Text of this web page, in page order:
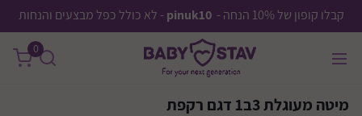
קבלו קופון של 10% הנחה - pinuk10 - לא כולל כפל מבצעים והנחות
0
מיטה מעוגלת 3ב1 דגם רקפת